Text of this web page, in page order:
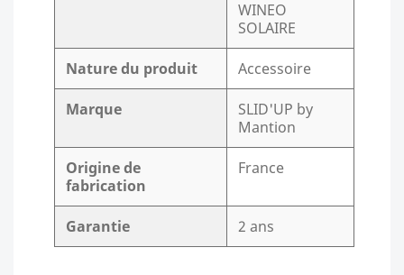
WINEO
SOLAIRE
Nature du produit Accessoire
Marque
SLID'UP by
Mantion
Origine de
fabrication
France
Garantie 2 ans